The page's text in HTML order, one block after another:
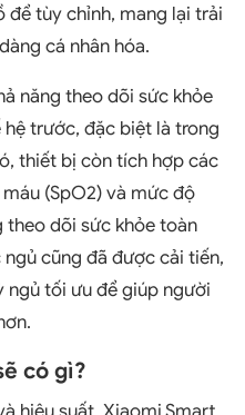
tùy chỉnh, mang lại trải
cá nhân hóa.
năng theo dõi sức khỏe
hệ trước, đặc biệt là trong
thiết bị còn tích hợp các
(SpO2) và mức độ
theo dõi sức khỏe toàn
cũng đã được cải tiến,
ngủ tối ưu để giúp người
có gì?